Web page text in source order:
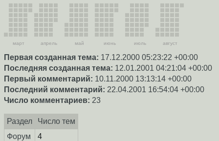
март апрель май июнь июль август
Первая созданная тема: 17.12.2000 05:23:22 +00:00
Последняя созданная тема: 12.01.2001 04:21:04 +00:00
Первый комментарий: 10.11.2000 13:13:14 +00:00
Последний комментарий: 22.04.2001 16:54:04 +00:00
Число комментариев: 23
Раздел
Число тем
Форум
4